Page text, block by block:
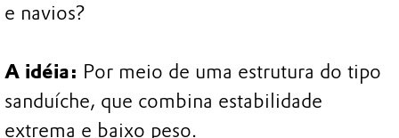
e navios?
A idéia: Por meio de uma estrutura do tipo
sanduíche, que combina estabilidade
extrema e baixo peso.